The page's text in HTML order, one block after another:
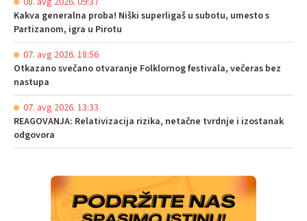
Kakva generalna proba! Niški superligaš u subotu, umesto s
Partizanom, igra u Pirotu
07. avg 2026. 18:56
Otkazano svečano otvaranje Folklornog festivala, večeras bez
nastupa
07. avg 2026. 13:33
REAGOVANJA: Relativizacija rizika, netačne tvrdnje i izostanak
odgovora